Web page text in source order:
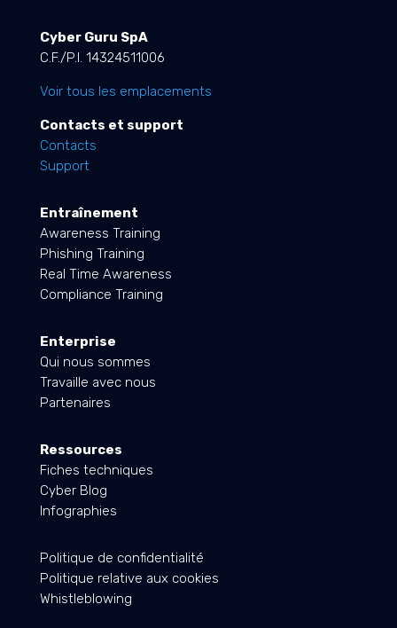
Cyber Guru SpA
C.F./P.I. 14324511006
Voir tous les emplacements
Contacts et support
Contacts
Support
Entraînement
Awareness Training
Phishing Training
Real Time Awareness
Compliance Training
Enterprise
Qui nous sommes
Travaille avec nous
Partenaires
Ressources
Fiches techniques
Cyber Blog
Infographies
Politique de confidentialité
Politique relative aux cookies
Whistleblowing